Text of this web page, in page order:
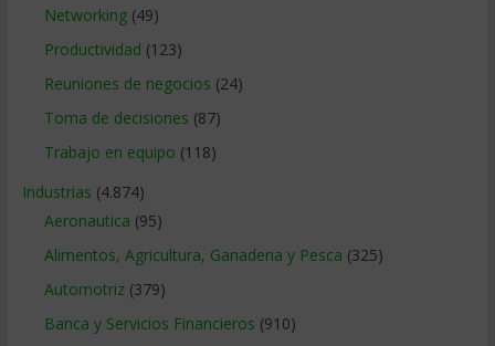
Networking(49)
Productividad (123)
Reuniones de negocios (24)
Toma de decisiones (87)
Trabajo en equipo (118)
Industrias (4.874)
Aeronautica (95)
Alimentos, Agricultura, Ganaderia y Pesca (325)
Automotriz(379)
Banca y Servicios Financieros (910)